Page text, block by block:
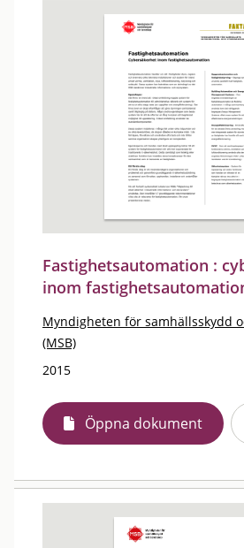
Fastighetsautomation :
inom
Myndigheten för samhällsskydd
(MSB)
2015
Öppna dokument